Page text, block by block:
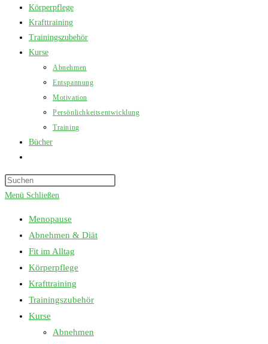
Körperpflege
Krafttraining
Trainingszubehör
Kurse
Abnehmen
Entspannung
Motivation
Persönlichkeitsentwicklung
Training
Bücher
umschalten
Menü Schließen
Menopause
Abnehmen & Diät
Fit im Alltag
Körperpflege
Krafttraining
Trainingszubehör
Kurse
Abnehmen